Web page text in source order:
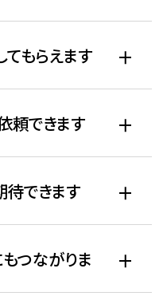
もらえます
頼できます
待できます
つながりま